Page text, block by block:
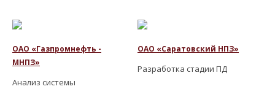
ОАО «Газпромнефть -
МНПЗ»
Анализ системы
ОАО «Саратовский НПЗ»
Разработка стадии ПД